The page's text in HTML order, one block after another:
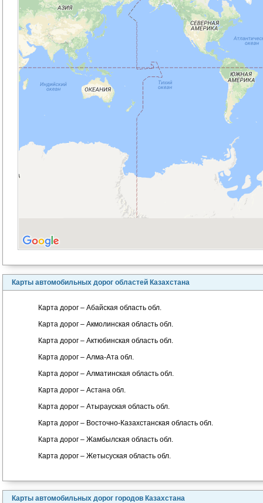
Карты автомобильных дорог областей Казахстана
Карта дорог – Абайская область обл.
Карта дорог – Акмолинская область обл.
Карта дорог – Актюбинская область обл.
Карта дорог – Алма-Ата обл.
Карта дорог – Алматинская область обл.
Карта дорог – Астана обл.
Карта дорог – Атырауская область обл.
Карта дорог – Восточно-Казахстанская область обл.
Карта дорог – Жамбылская область обл.
Карта дорог – Жетысуская область обл.
Карты автомобильных дорог городов Казахстана